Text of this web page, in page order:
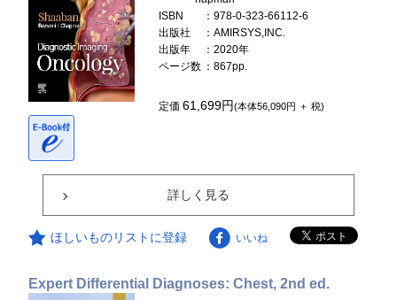
ISBN
：978-0-323-66112-6
出版社
：AMIRSYS,INC.
出版年
：2020年
ページ数 ：867pp.
定価61,699円(本体56,090円 ＋ 税)
詳しく見る
ほしいものリストに登録 いいね
Expert Differential Diagnoses: Chest, 2nd ed.